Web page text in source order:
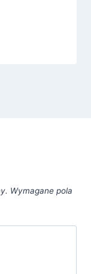
Wymagane pola